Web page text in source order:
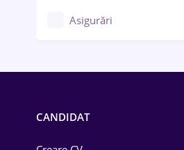
Asigurări
CANDIDAT